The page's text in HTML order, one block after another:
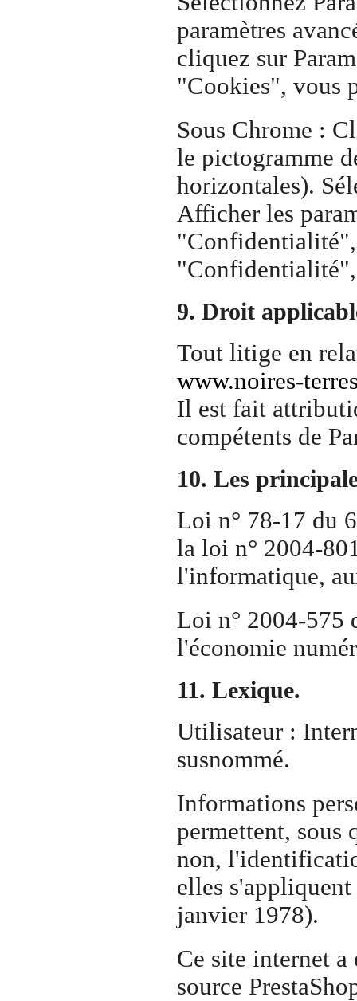
paramètres
cliquez sur
"Cookies", vous
Sous Chrome :
le pictogramme
horizontales).
Afficher les
"Confidentialité",
9. Droit
Tout litige en
www.noires-
Il est fait
compétents de
10. Les
Loi n° 78-17 du
la loi n° 2004-
l'informatique,
Loi n° 2004-575
l'économie
11. Lexique.
Utilisateur :
susnommé.
Informations
permettent, sous
non,
elles
janvier 1978).
Ce site internet
source